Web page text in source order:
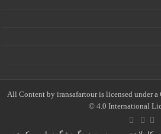
All Content by iransafartour is licensed under
4.0 International